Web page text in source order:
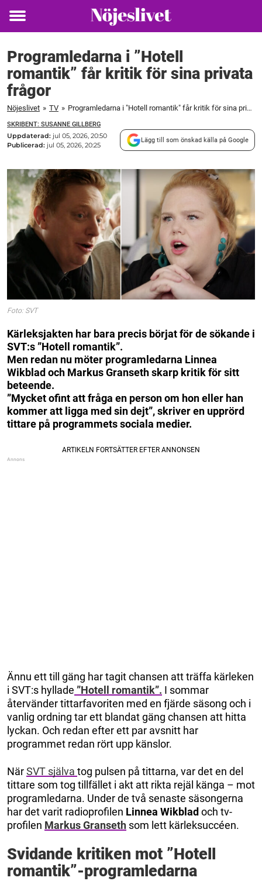
Toggle
Programledarna i ”Hotell
romantik” får kritik för sina privata
frågor
Nöjeslivet » TV » Programledarna i "Hotell romantik" får kritik för sina privata frågor
SKRIBENT: SUSANNE GILLBERG
Uppdaterad: jul 05, 2026, 20:50
Publicerad: jul 05, 2026, 20:25
Lägg till som önskad källa på Google
Foto: SVT
Kärleksjakten har bara precis börjat för de sökande i
SVT:s ”Hotell romantik”.
Men redan nu möter programledarna Linnea
Wikblad och Markus Granseth skarp kritik för sitt
beteende.
”Mycket ofint att fråga en person om hon eller han
kommer att ligga med sin dejt”, skriver en upprörd
tittare på programmets sociala medier.
Ännu ett till gäng har tagit chansen att träffa kärleken
i SVT:s hyllade ”Hotell romantik”. I sommar
återvänder tittarfavoriten med en fjärde säsong och i
vanlig ordning tar ett blandat gäng chansen att hitta
lyckan. Och redan efter ett par avsnitt har
programmet redan rört upp känslor.
NärSVT själva tog pulsen på tittarna, var det en del
tittare som tog tillfället i akt att rikta rejäl känga – mot
programledarna. Under de två senaste säsongerna
har det varit radioprofilen Linnea Wikblad och tv-
profilen Markus Granseth som lett kärleksuccéen.
Svidande kritiken mot ”Hotell
romantik”-programledarna